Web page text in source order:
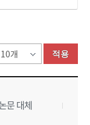
적용
문 대체